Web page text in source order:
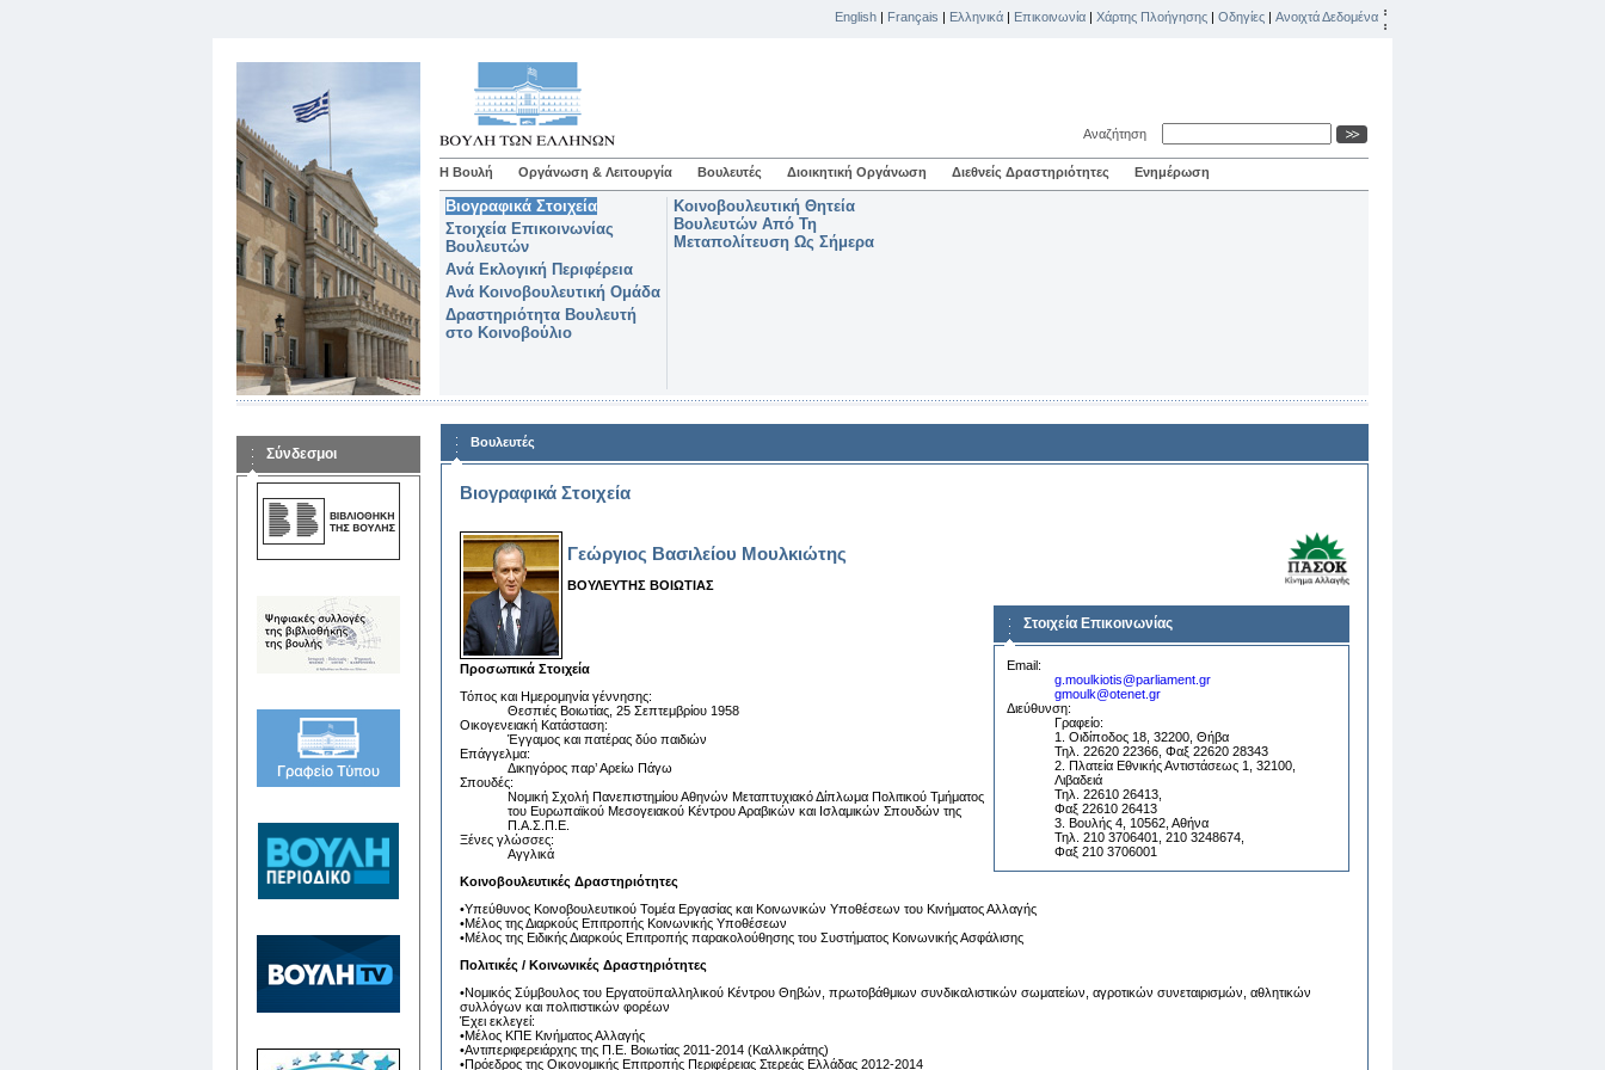
English | Français | Ελληνικά | Επικοινωνία | Χάρτης Πλοήγησης | Οδηγίες | Ανοιχτά Δεδομένα
Αναζήτηση
Η Βουλή Οργάνωση & Λειτουργία Βουλευτές Διοικητική Οργάνωση Διεθνείς Δραστηριότητες Ενημέρωση
Βιογραφικά Στοιχεία
Στοιχεία Επικοινωνίας
Βουλευτών
Ανά Εκλογική Περιφέρεια
Ανά Κοινοβουλευτική Ομάδα
Δραστηριότητα Βουλευτή
στο Κοινοβούλιο
Κοινοβουλευτική Θητεία
Βουλευτών Από Τη
Μεταπολίτευση Ως Σήμερα
Σύνδεσμοι
Βουλευτές
Βιογραφικά Στοιχεία
Γεώργιος Βασιλείου Μουλκιώτης
ΒΟΥΛΕΥΤΗΣ ΒΟΙΩΤΙΑΣ
Στοιχεία Επικοινωνίας
Email:
g.moulkiotis@parliament.gr
gmoulk@otenet.gr
Διεύθυνση:
Γραφείο:
1. Οιδίποδος 18, 32200, Θήβα
Τηλ. 22620 22366, Φαξ 22620 28343
2. Πλατεία Εθνικής Αντιστάσεως 1, 32100,
Λιβαδειά
Τηλ. 22610 26413,
Φαξ 22610 26413
3. Βουλής 4, 10562, Αθήνα
Τηλ. 210 3706401, 210 3248674,
Φαξ 210 3706001
Προσωπικά Στοιχεία
Τόπος και Ημερομηνία γέννησης:
Θεσπιές Βοιωτίας, 25 Σεπτεμβρίου 1958
Οικογενειακή Κατάσταση:
Έγγαμος και πατέρας δύο παιδιών
Επάγγελμα:
Δικηγόρος παρ’ Αρείω Πάγω
Σπουδές:
Νομική Σχολή Πανεπιστημίου Αθηνών Μεταπτυχιακό Δίπλωμα Πολιτικού Τμήματος
του Ευρωπαϊκού Μεσογειακού Κέντρου Αραβικών και Ισλαμικών Σπουδών της
Π.Α.Σ.Π.Ε.
Ξένες γλώσσες:
Αγγλικά
Κοινοβουλευτικές Δραστηριότητες
•Υπεύθυνος Κοινοβουλευτικού Τομέα Εργασίας και Κοινωνικών Υποθέσεων του Κινήματος Αλλαγής
•Μέλος της Διαρκούς Επιτροπής Κοινωνικής Υποθέσεων
•Μέλος της Ειδικής Διαρκούς Επιτροπής παρακολούθησης του Συστήματος Κοινωνικής Ασφάλισης
Πολιτικές / Κοινωνικές Δραστηριότητες
•Νομικός Σύμβουλος του Εργατοϋπαλληλικού Κέντρου Θηβών, πρωτοβάθμιων συνδικαλιστικών σωματείων, αγροτικών συνεταιρισμών, αθλητικών
συλλόγων και πολιτιστικών φορέων
Έχει εκλεγεί:
•Μέλος ΚΠΕ Κινήματος Αλλαγής
•Αντιπεριφερειάρχης της Π.Ε. Βοιωτίας 2011-2014 (Καλλικράτης)
•Πρόεδρος της Οικονομικής Επιτροπής Περιφέρειας Στερεάς Ελλάδας 2012-2014